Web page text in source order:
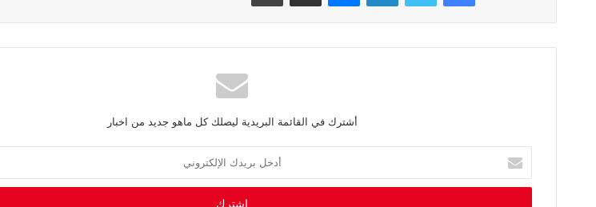
أشترك في القائمة البريدية ليصلك كل ماهو جديد من اخبار
خ